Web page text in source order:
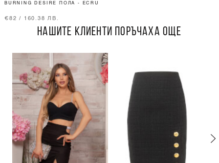
BURNING DESIRE ПОЛА - ECRU
€82 / 160.38 ЛВ.
НАШИТЕ КЛИЕНТИ ПОРЪЧАХА ОЩЕ